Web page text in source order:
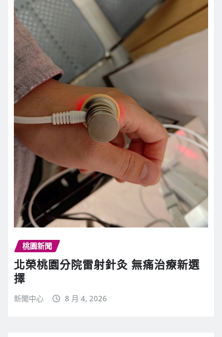
桃園新聞
北榮桃園分院雷射針灸 無痛治療新選
擇
新聞中心 8 月 4, 2026